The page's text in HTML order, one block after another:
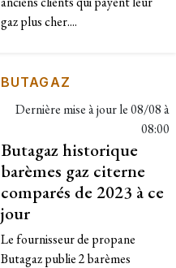
gaz plus cher....
BUTAGAZ
Dernière mise à jour le08/08 à
08:00
Butagaz historique
barèmes gaz citerne
comparés de 2023 à ce
jour
Le fournisseur de propane
Butagaz publie 2 barèmes